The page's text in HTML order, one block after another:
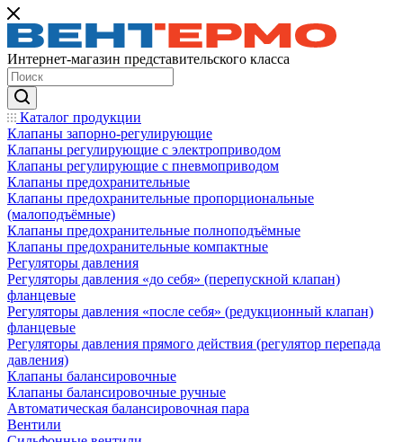
Интернет-магазин представительского класса
Каталог продукции
Клапаны запорно-регулирующие
Клапаны регулирующие с электроприводом
Клапаны регулирующие с пневмоприводом
Клапаны предохранительные
Клапаны предохранительные пропорциональные
(малоподъёмные)
Клапаны предохранительные полноподъёмные
Клапаны предохранительные компактные
Регуляторы давления
Регуляторы давления «до себя» (перепускной клапан)
фланцевые
Регуляторы давления «после себя» (редукционный клапан)
фланцевые
Регуляторы давления прямого действия (регулятор перепада
давления)
Клапаны балансировочные
Клапаны балансировочные ручные
Автоматическая балансировочная пара
Вентили